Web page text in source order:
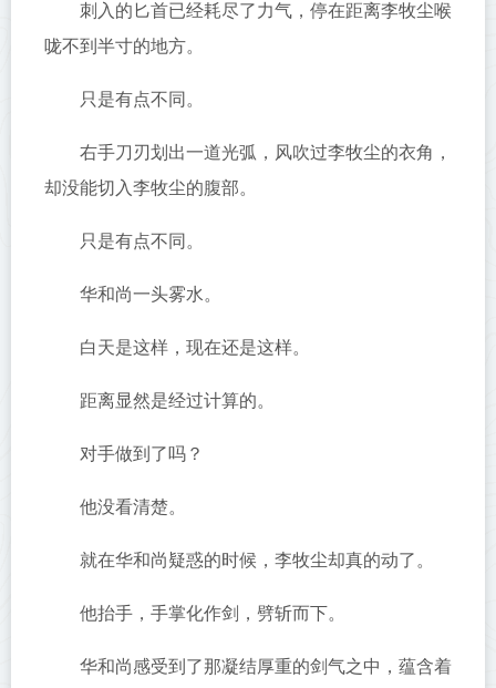
刺入的匕首已经耗尽了力气，停在距离李牧尘喉
咙不到半寸的地方。
只是有点不同。
右手刀刃划出一道光弧，风吹过李牧尘的衣角，
却没能切入李牧尘的腹部。
只是有点不同。
华和尚一头雾水。
白天是这样，现在还是这样。
距离显然是经过计算的。
对手做到了吗？
他没看清楚。
就在华和尚疑惑的时候，李牧尘却真的动了。
他抬手，手掌化作剑，劈斩而下。
华和尚感受到了那凝结厚重的剑气之中，蕴含着